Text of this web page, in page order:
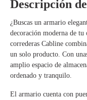
Descripción
¿Buscas un armario
decoración moderna de
correderas Cabline
un solo producto. Con
amplio espacio de
ordenado y tranquilo.
El armario cuenta con